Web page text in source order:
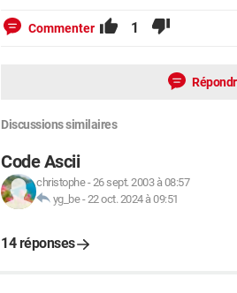
Commenter 1
Discussions similaires
Code Ascii
christophe-26 sept. 2003 à 08:57
yg_be-22 oct. 2024 à 09:51
14 réponses